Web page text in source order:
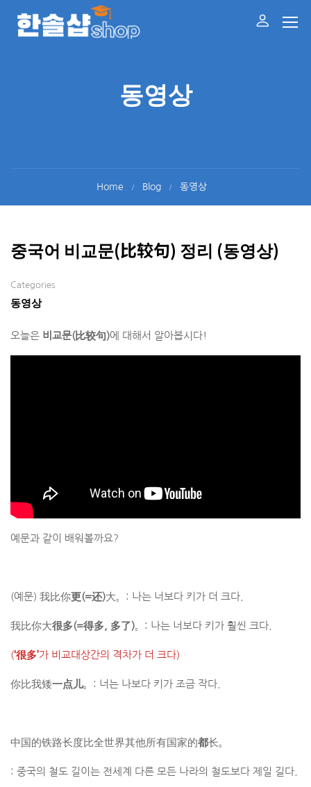
동영상
Home Blog 동영상
중국어 비교문(比较句) 정리 (동영상)
Categories
동영상
오늘은 비교문(比较句)에 대해서 알아봅시다!
예문과 같이 배워볼까요?
(예문) 我比你更(=还)大。: 나는 너보다 키가 더 크다.
我比你大很多(=得多 , 多了)。: 나는 너보다 키가 훨씬 크다.
(‘很多’가 비교대상간의 격차가 더 크다)
你比我矮一点儿。: 너는 나보다 키가 조금 작다.
中国的铁路长度比全世界其他所有国家的都长。
: 중국의 철도 길이는 전세계 다른 모든 나라의 철도보다 제일 길다.